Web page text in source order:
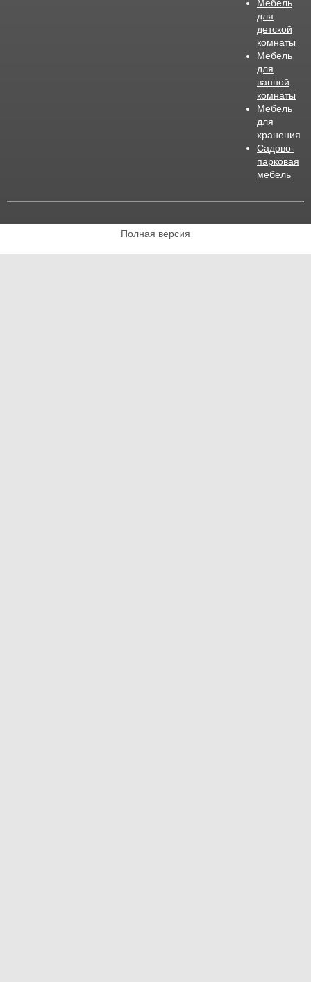
Мебель
для
детской
комнаты
Мебель
для
ванной
комнаты
Мебель
для
хранения
Садово-
парковая
мебель
Полная версия